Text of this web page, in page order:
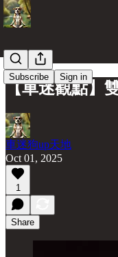
Subscribe Sign in
【車迷觀點】
車迷狗up天地
Oct 01, 2025
1
Share